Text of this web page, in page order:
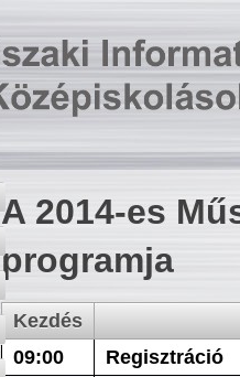
A 2014-es
programja
Kezdés
09:00
Regisztráció